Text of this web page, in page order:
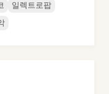
일렉트로팝